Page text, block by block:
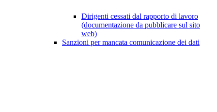
Dirigenti cessati dal rapporto di lavoro
(documentazione da pubblicare sul sito
web)
Sanzioni per mancata comunicazione dei dati